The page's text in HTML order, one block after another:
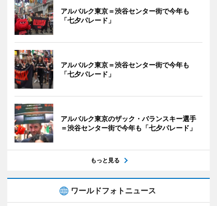
アルバルク東京＝渋谷センター街で今年も
「七夕パレード」
アルバルク東京＝渋谷センター街で今年も
「七夕パレード」
アルバルク東京のザック・バランスキー選手
＝渋谷センター街で今年も「七夕パレード」
もっと見る
ワールドフォトニュース